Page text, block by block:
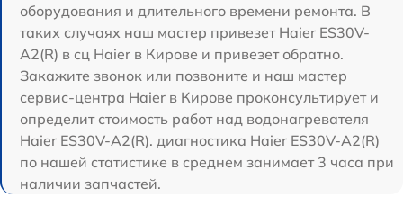
оборудования и длительного времени ремонта. В
таких случаях наш мастер привезет Haier ES30V-
A2(R) в сц Haier в Кирове и привезет обратно.
Закажите звонок или позвоните и наш мастер
сервис-центра Haier в Кирове проконсультирует и
определит стоимость работ над водонагревателя
Haier ES30V-A2(R). диагностика Haier ES30V-A2(R)
по нашей статистике в среднем занимает 3 часа при
наличии запчастей.